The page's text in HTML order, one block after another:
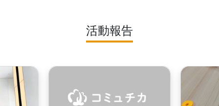
活動報告